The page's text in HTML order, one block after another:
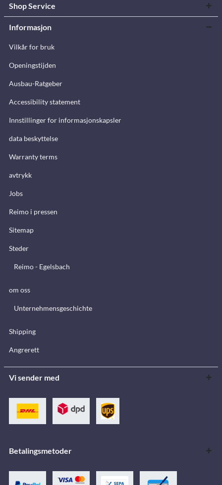
Shop Service
Informasjon
Vilkår for bruk
Openingstijden
Ausbau-Ratgeber
Accessibility statement
Innstillinger for informasjonskapsler
data beskyttelse
Warranty terms
avtrykk
Jobs
Reimo i pressen
Sitemap
Steder
Reimo - Egelsbach
om oss
Unternehmensgeschichte
Shipping
Angrerett
Vi sender med
Betalingsmetoder